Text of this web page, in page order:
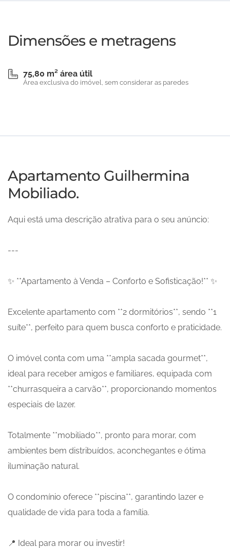
Dimensões e metragens
75,80 m² área útil
Área exclusiva do imóvel, sem considerar as paredes
Apartamento Guilhermina
Mobiliado.
Aqui está uma descrição atrativa para o seu anúncio:
---
✨ **Apartamento à Venda – Conforto e Sofisticação!** ✨
Excelente apartamento com **2 dormitórios**, sendo **1
suíte**, perfeito para quem busca conforto e praticidade.
O imóvel conta com uma **ampla sacada gourmet**,
ideal para receber amigos e familiares, equipada com
**churrasqueira a carvão**, proporcionando momentos
especiais de lazer.
Totalmente **mobiliado**, pronto para morar, com
ambientes bem distribuídos, aconchegantes e ótima
iluminação natural.
O condomínio oferece **piscina**, garantindo lazer e
qualidade de vida para toda a família.
📍 Ideal para morar ou investir!